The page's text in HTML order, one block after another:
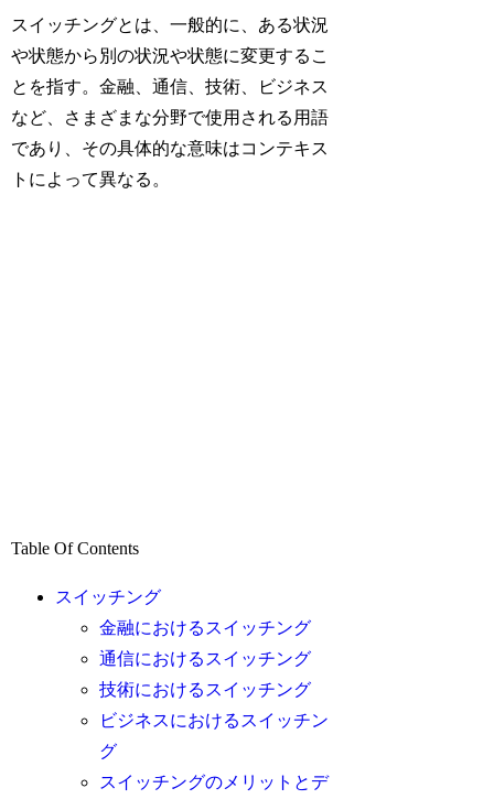
スイッチングとは、一般的に、ある状況
や状態から別の状況や状態に変更するこ
とを指す。金融、通信、技術、ビジネス
など、さまざまな分野で使用される用語
であり、その具体的な意味はコンテキス
トによって異なる。
Table Of Contents
スイッチング
金融におけるスイッチング
通信におけるスイッチング
技術におけるスイッチング
ビジネスにおけるスイッチン
グ
スイッチングのメリットとデ